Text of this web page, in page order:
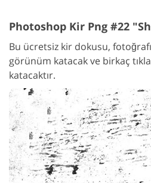
Photoshop Kir Png #22
Bu ücretsiz kir dokusu,
görünüm katacak ve birkaç
katacaktır.